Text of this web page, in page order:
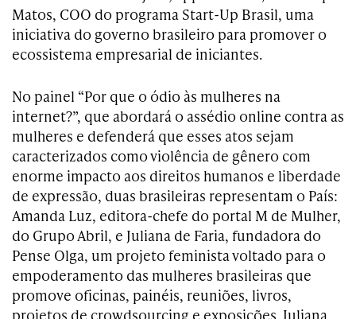
Matos, COO do programa Start-Up Brasil, uma
iniciativa do governo brasileiro para promover o
ecossistema empresarial de iniciantes.
No painel “Por que o ódio às mulheres na
internet?”, que abordará o assédio online contra as
mulheres e defenderá que esses atos sejam
caracterizados como violência de gênero com
enorme impacto aos direitos humanos e liberdade
de expressão, duas brasileiras representam o País:
Amanda Luz, editora-chefe do portal M de Mulher,
do Grupo Abril, e Juliana de Faria, fundadora do
Pense Olga, um projeto feminista voltado para o
empoderamento das mulheres brasileiras que
promove oficinas, painéis, reuniões, livros,
projetos de crowdsourcing e exposições. Juliana